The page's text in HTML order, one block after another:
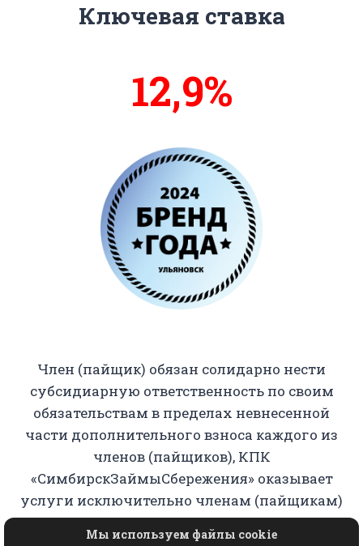
Ключевая ставка
14%13,4%
Член (пайщик) обязан солидарно нести
субсидиарную ответственность по своим
обязательствам в пределах невнесенной
части дополнительного взноса каждого из
членов (пайщиков), КПК
«СимбирскЗаймыСбережения» оказывает
услуги исключительно членам (пайщикам)
кооператива.
Мы используем файлы cookie